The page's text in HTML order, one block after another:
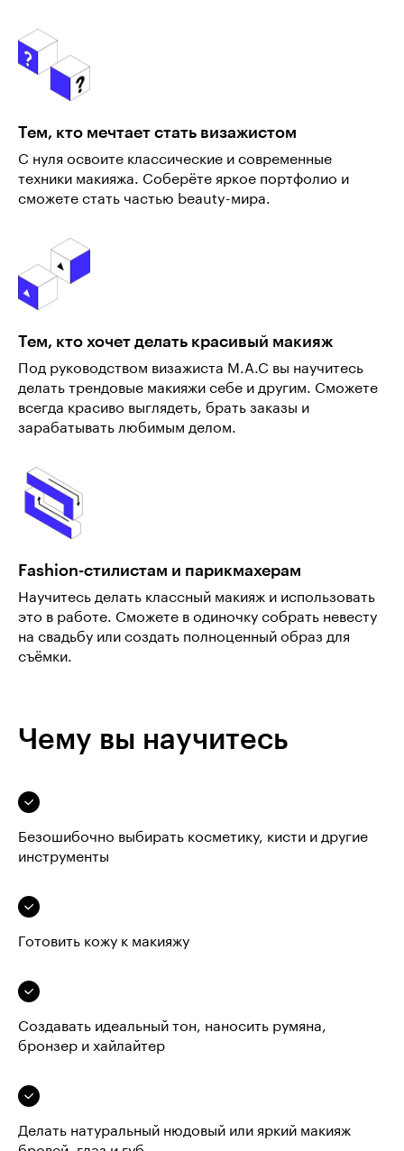
Тем, кто мечтает стать визажистом
С нуля освоите классические и современные
техники макияжа. Соберёте яркое портфолио и
сможете стать частью beauty-мира.
Тем, кто хочет делать красивый макияж
Под руководством визажиста M.A.C вы научитесь
делать трендовые макияжи себе и другим. Сможете
всегда красиво выглядеть, брать заказы и
зарабатывать любимым делом.
Fashion-стилистам и парикмахерам
Научитесь делать классный макияж и использовать
это в работе. Сможете в одиночку собрать невесту
на свадьбу или создать полноценный образ для
съёмки.
Чему вы научитесь
Безошибочно выбирать косметику, кисти и другие
инструменты
Готовить кожу к макияжу
Создавать идеальный тон, наносить румяна,
бронзер и хайлайтер
Делать натуральный нюдовый или яркий макияж